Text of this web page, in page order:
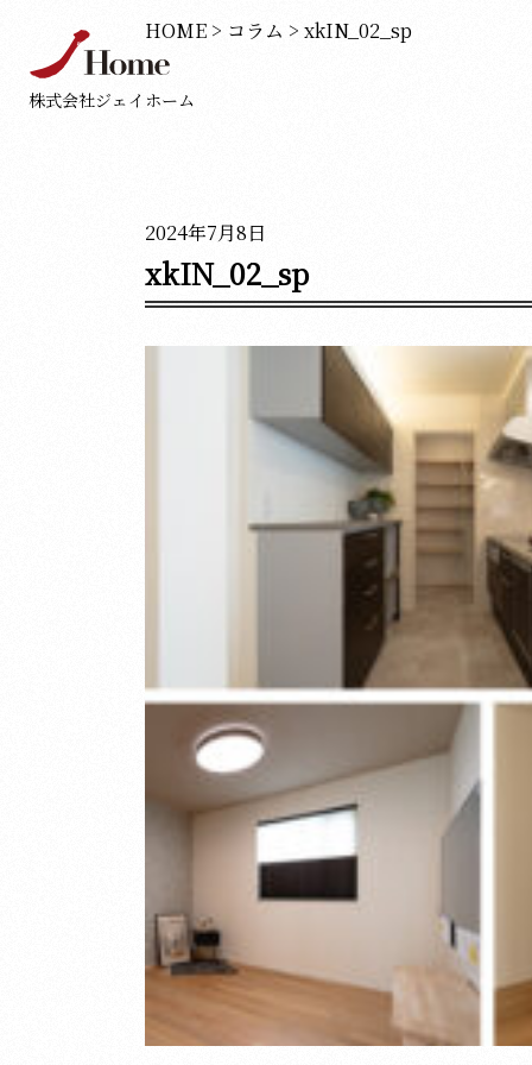
株式会社ジェイホーム
HOME > コラム > xkIN_02_sp
2024年7月8日
xkIN_02_sp